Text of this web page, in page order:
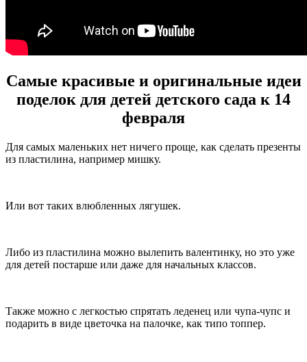
Самые красивые и оригинальные идеи
поделок для детей детского сада к 14
февраля
Для самых маленьких нет ничего проще, как сделать презенты
из пластилина, например мишку.
Или вот таких влюбленных лягушек.
Либо из пластилина можно вылепить валентинку, но это уже
для детей постарше или даже для начальных классов.
Также можно с легкостью спрятать леденец или чупа-чупс и
подарить в виде цветочка на палочке, как типо топпер.